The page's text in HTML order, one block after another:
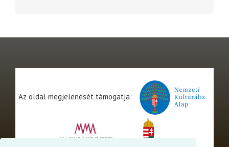
Az oldal megjelenését támogatja: